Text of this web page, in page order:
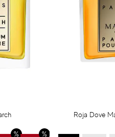
Roja Dove